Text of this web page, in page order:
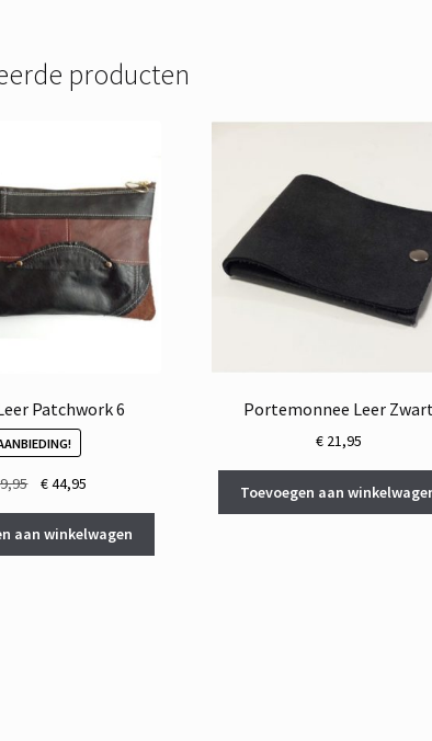
producten
Patchwork 6
Oorspronkelijke
was:
€ 69,95.
€44,95
is:
€ 44,95.
aan winkelwagen
Portemonnee Leer Zwart
€21,95
Toevoegen aan